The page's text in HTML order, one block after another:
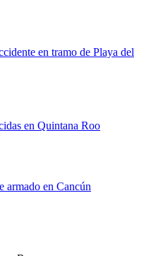
en tramo de Playa del
en Quintana Roo
armado en Cancún